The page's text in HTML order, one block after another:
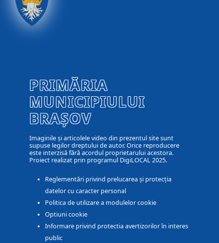
PRIMĂRIA
MUNICIPIULUI
BRAȘOV
Imaginile și articolele video din prezentul site sunt
supuse legilor dreptului de autor. Orice reproducere
este interzisă fără acordul proprietarului acestora.
Proiect realizat prin programul DigiLOCAL 2025.
Reglementări privind prelucarea și protecția
datelor cu caracter personal
Politica de utilizare a modulelor cookie
Optiuni cookie
Informare privind protectia avertizorilor în interes
public